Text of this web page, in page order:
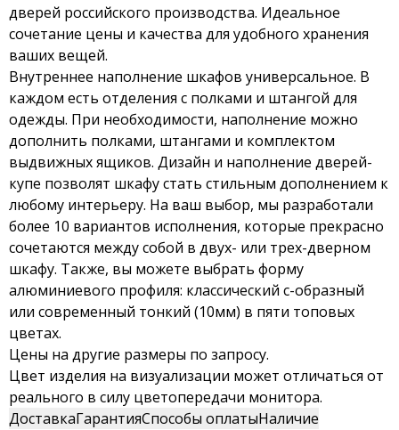
дверей российского производства. Идеальное
сочетание цены и качества для удобного хранения
ваших вещей.
Внутреннее наполнение шкафов универсальное. В
каждом есть отделения с полками и штангой для
одежды. При необходимости, наполнение можно
дополнить полками, штангами и комплектом
выдвижных ящиков. Дизайн и наполнение дверей-
купе позволят шкафу стать стильным дополнением к
любому интерьеру. На ваш выбор, мы разработали
более 10 вариантов исполнения, которые прекрасно
сочетаются между собой в двух- или трех-дверном
шкафу. Также, вы можете выбрать форму
алюминиевого профиля: классический с-образный
или современный тонкий (10мм) в пяти топовых
цветах.
Цены на другие размеры по запросу.
Цвет изделия на визуализации может отличаться от
реального в силу цветопередачи монитора.
ДоставкаГарантияСпособы оплатыНаличие